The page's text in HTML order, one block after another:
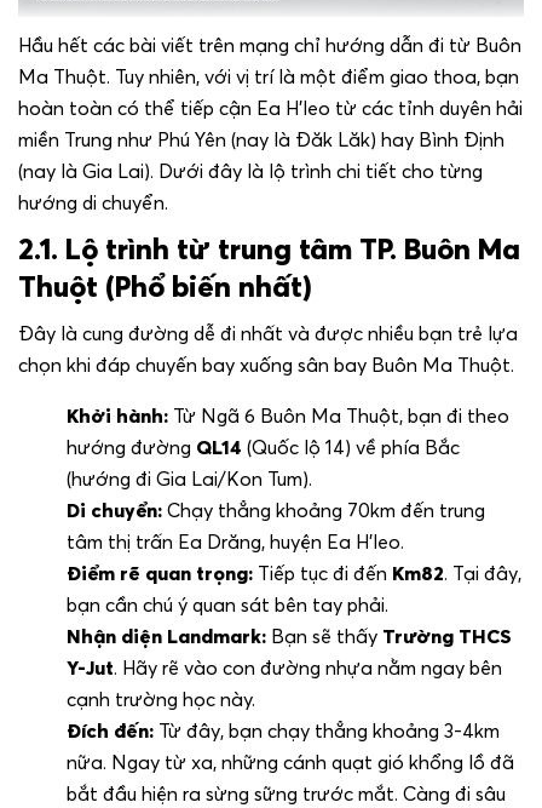
Hầu hết các bài viết trên mạng chỉ hướng dẫn đi từ Buôn
Ma Thuột. Tuy nhiên, với vị trí là một điểm giao thoa, bạn
hoàn toàn có thể tiếp cận Ea H’leo từ các tỉnh duyên hải
miền Trung như Phú Yên (nay là Đăk Lăk) hay Bình Định
(nay là Gia Lai). Dưới đây là lộ trình chi tiết cho từng
hướng di chuyển.
2.1. Lộ trình từ trung tâm TP. Buôn Ma
Thuột (Phổ biến nhất)
Đây là cung đường dễ đi nhất và được nhiều bạn trẻ lựa
chọn khi đáp chuyến bay xuống sân bay Buôn Ma Thuột.
Khởi hành: Từ Ngã 6 Buôn Ma Thuột, bạn đi theo
hướng đường QL14 (Quốc lộ 14) về phía Bắc
(hướng đi Gia Lai/Kon Tum).
Di chuyển: Chạy thẳng khoảng 70km đến trung
tâm thị trấn Ea Drăng, huyện Ea H’leo.
Điểm rẽ quan trọng: Tiếp tục đi đến Km82. Tại đây,
bạn cần chú ý quan sát bên tay phải.
Nhận diện Landmark: Bạn sẽ thấy Trường THCS
Y-Jut. Hãy rẽ vào con đường nhựa nằm ngay bên
cạnh trường học này.
Đích đến: Từ đây, bạn chạy thẳng khoảng 3-4km
nữa. Ngay từ xa, những cánh quạt gió khổng lồ đã
bắt đầu hiện ra sừng sững trước mắt. Càng đi sâu